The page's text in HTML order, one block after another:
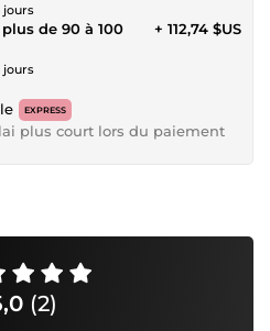
jours
de 90 à 100
jours
+ 112,74 $US
EXPRESS
plus court lors du paiement
(2)